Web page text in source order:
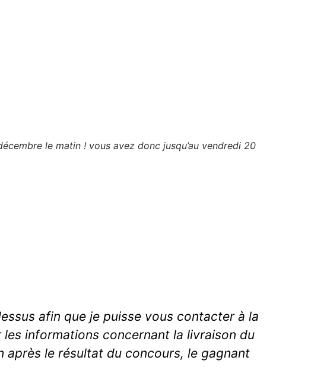
le matin ! vous avez donc jusqu’au vendredi 20
afin que je puisse vous contacter à la
informations concernant la livraison du
après le résultat du concours, le gagnant